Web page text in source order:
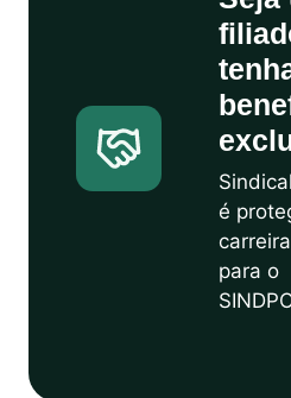
é
para o